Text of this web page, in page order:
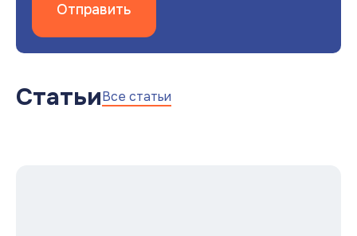
Отправить
СтатьиВсе статьи